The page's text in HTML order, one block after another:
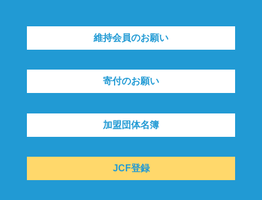
維持会員のお願い
寄付のお願い
加盟団体名簿
JCF登録